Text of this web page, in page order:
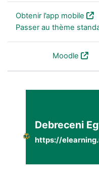
Obtenir l’app mobile
Passer au thème
Moodle
Debreceni
https://